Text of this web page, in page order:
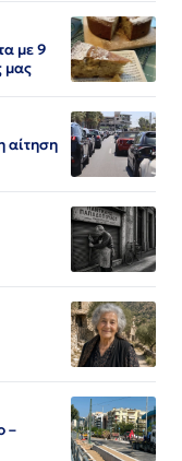
με 9
μας
αίτηση
–